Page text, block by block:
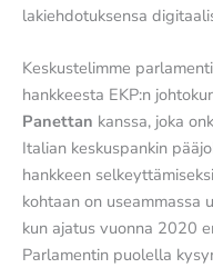
lakiehdotuksensa
Keskustelimme
hankkeesta EKP:n
Panettan kanssa, joka
Italian keskuspankin
hankkeen
kohtaan on useammassa
kun ajatus vuonna 2020
Parlamentin puolella